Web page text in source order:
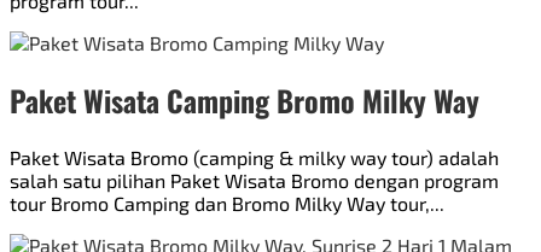
Paket Wisata Camping Bromo Milky Way
Paket Wisata Bromo (camping & milky way tour) adalah
salah satu pilihan Paket Wisata Bromo dengan program
tour Bromo Camping dan Bromo Milky Way tour,...